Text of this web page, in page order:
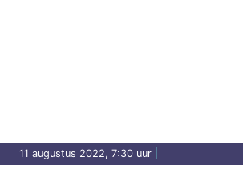
11 augustus 2022, 7:30 uur